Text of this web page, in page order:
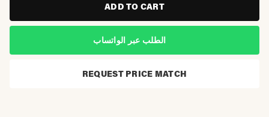
ADD TO CART
الطلب عبر الواتساب
REQUEST PRICE MATCH